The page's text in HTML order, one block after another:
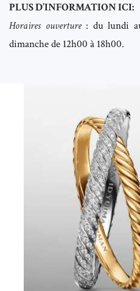
PLUS D’INFORMATION ICI:
Horaires ouverture: du lundi
dimanche de 12h00 à 18h00.